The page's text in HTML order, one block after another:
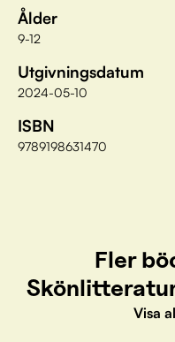
Ålder
9-12
Utgivningsdatum
2024-05-10
ISBN
9789198631470
Fler
Visa